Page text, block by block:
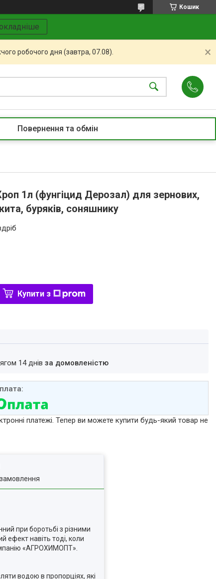
Кошик
робочого дня (завтра, 07.08).
Повернення та обмін
1л (фунгіцид Дерозал) для зернових,
буряків, соняшнику
Купити з
14 днівза домовленістю
платежі. Тепер ви можете купити будь-який товар не
при боротьбі з різними
ефект навіть тоді, коли
«АГРОХИМОПТ».
водою в пропорціях, які